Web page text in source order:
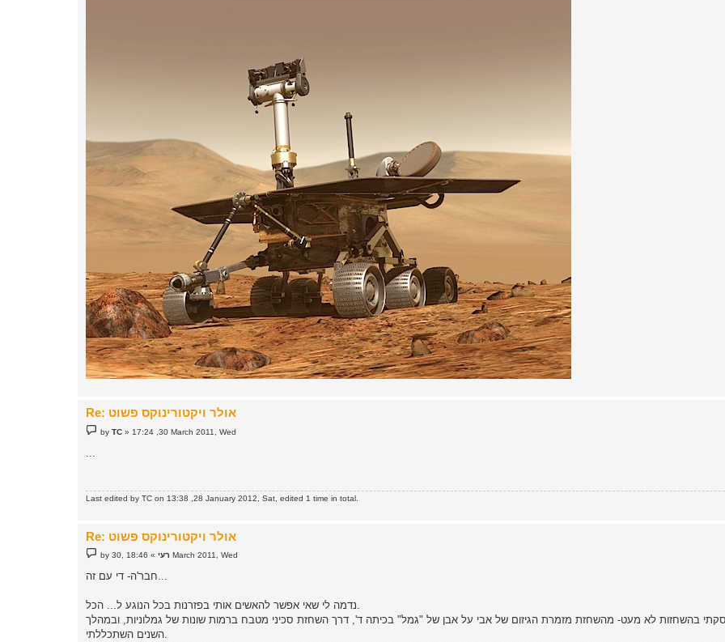
Re: אולר ויקטורינוקס פשוט
P
o
byTC » 17:24 ,30 March 2011, Wed
Last edited by TC on 13:38 ,28 January 2012, Sat, edited 1 time in total.
Re: אולר ויקטורינוקס פשוט
P
o
t
by רעי» 18:46 ,30 March 2011, Wed
חבר'ה- די עם זה...
נדמה לי שאי אפשר להאשים אותי בפזרנות בכל הנוגע ל... הכל.
בהשחזות לא מעט- מהשחזת מזמרת הגיזום של אבי על אבן של "גמל" בכיתה ד', דרך השחזת סכיני מטבח ברמות שונות של גמלוניות, ובמהלך
השנים השתכללתי.